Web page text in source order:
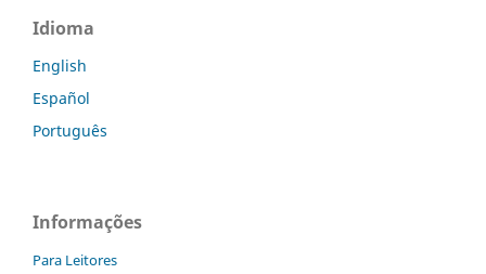
Idioma
English
Español
Português
Informações
Para Leitores